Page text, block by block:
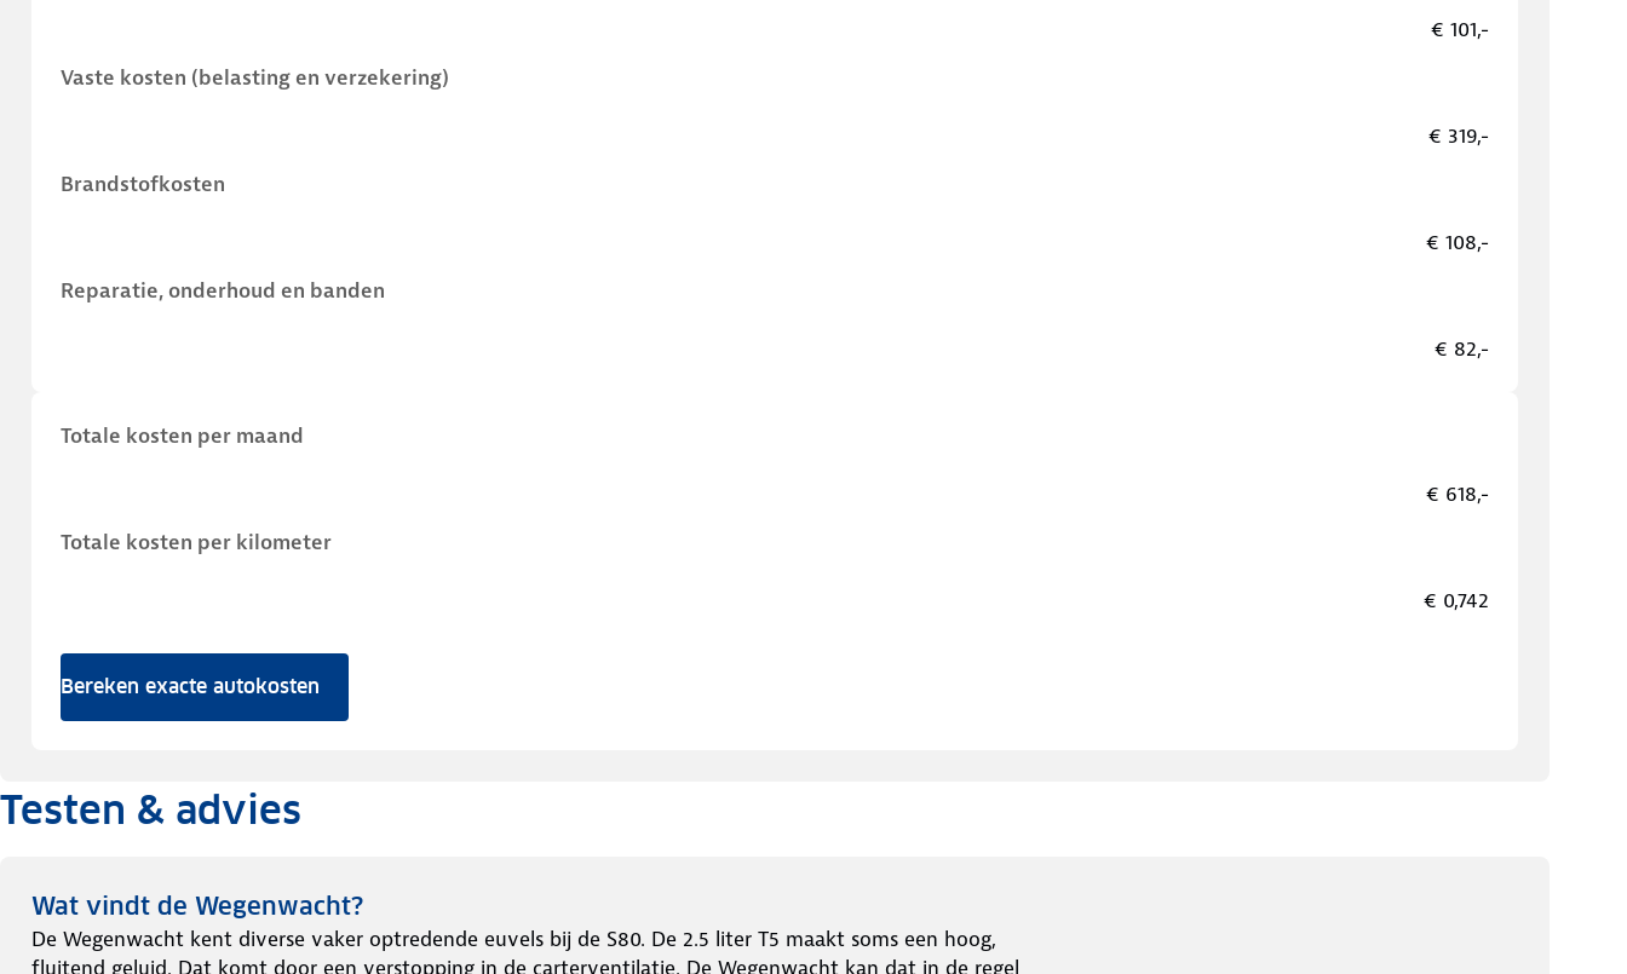
€ 101,-
Vaste kosten (belasting en verzekering)
€ 319,-
Brandstofkosten
€ 108,-
Reparatie, onderhoud en banden
€ 82,-
Totale kosten per maand
€ 618,-
Totale kosten per kilometer
€ 0,742
Bereken exacte autokosten
Testen & advies
Wat vindt de Wegenwacht?
De Wegenwacht kent diverse vaker optredende euvels bij de S80. De 2.5 liter T5 maakt soms een hoog,
fluitend geluid. Dat komt door een verstopping in de carterventilatie. De Wegenwacht kan dat in de regel